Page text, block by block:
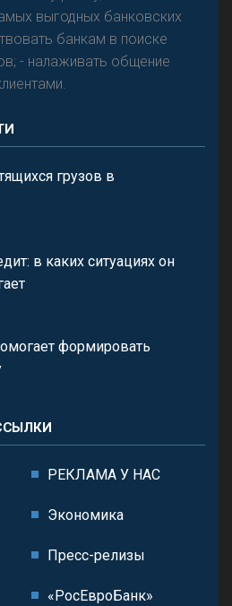
выгодных банковских
банкам в поиске
- налаживать общение
грузов в
в каких ситуациях он
формировать
РЕКЛАМА У НАС
Экономика
Пресс-релизы
«РосЕвроБанк»